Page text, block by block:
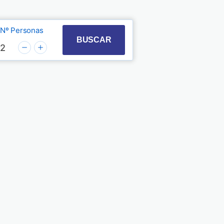
with the calendar and select a date. Press the
to interact with the calendar and select a date.
Nº Personas
2
BUSCAR